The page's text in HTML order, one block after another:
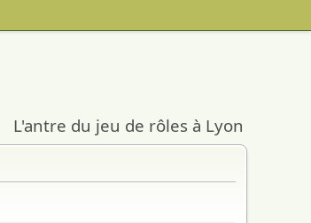
L'antre du jeu de rôles à Lyon